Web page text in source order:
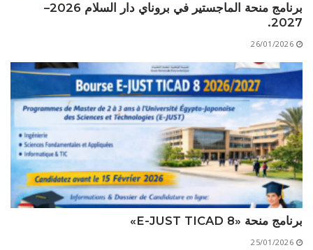
برنامج منحة الماجستير في بروناي دار السلام 2026–
2027.
26/01/2026
برنامج منحة «E-JUST TICAD 8»
25/01/2026